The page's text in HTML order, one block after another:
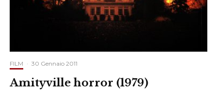
FILM · 30 Gennaio 2011
Amityville horror (1979)